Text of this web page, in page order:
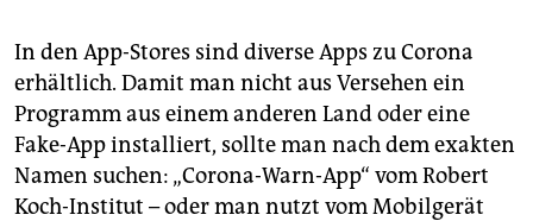
In den App-Stores sind diverse Apps zu Corona
erhältlich. Damit man nicht aus Versehen ein
Programm aus einem anderen Land oder eine
Fake-App installiert, sollte man nach dem exakten
Namen suchen: „Corona-Warn-App“ vom Robert
Koch-Institut – oder man nutzt vom Mobilgerät